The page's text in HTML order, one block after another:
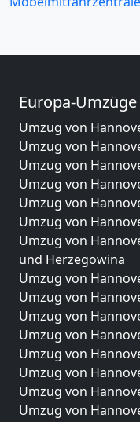
Europa-Umzüge
Umzug von
Umzug von
Umzug von
Umzug von
Umzug von
Umzug von
Umzug von
und Herzegowina
Umzug von
Umzug von
Umzug von
Umzug von
Umzug von
Umzug von
Umzug von
Umzug von